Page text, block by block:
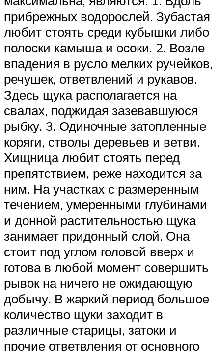
прибрежных водорослей. Зубастая
любит стоять среди кубышки либо
полоски камыша и осоки. 2. Возле
впадения в русло мелких ручейков,
речушек, ответвлений и рукавов.
Здесь щука располагается на
свалах, поджидая зазевавшуюся
рыбку. 3. Одиночные затопленные
коряги, стволы деревьев и ветви.
Хищница любит стоять перед
препятствием, реже находится за
ним. На участках с размеренным
течением, умеренными глубинами
и донной растительностью щука
занимает придонный слой. Она
стоит под углом головой вверх и
готова в любой момент совершить
рывок на ничего не ожидающую
добычу. В жаркий период большое
количество щуки заходит в
различные старицы, затоки и
прочие ответвления от основного